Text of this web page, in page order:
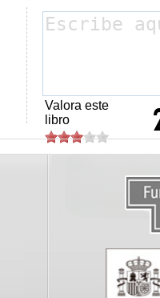
Valora este
libro